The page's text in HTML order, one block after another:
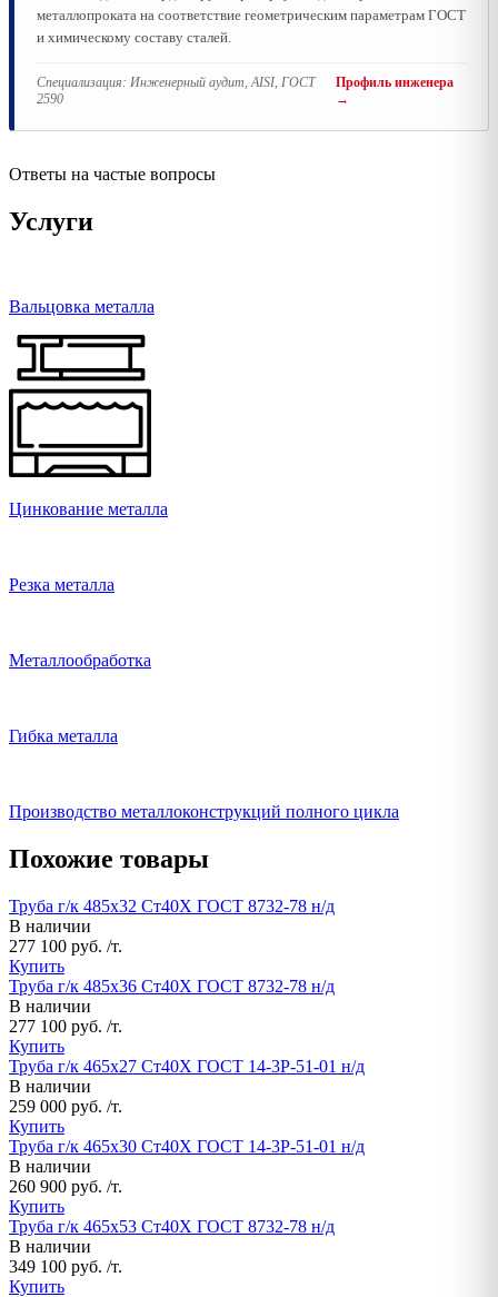
металлопроката на соответствие геометрическим параметрам ГОСТ
и химическому составу сталей.
Специализация: Инженерный аудит, AISI, ГОСТ
2590
Профиль инженера
→
Ответы на частые вопросы
Услуги
Вальцовка металла
Цинкование металла
Резка металла
Металлообработка
Гибка металла
Производство металлоконструкций полного цикла
Похожие товары
Труба г/к 485х32 Ст40Х ГОСТ 8732-78 н/д
В наличии
277 100 руб. /т.
Купить
Труба г/к 485х36 Ст40Х ГОСТ 8732-78 н/д
В наличии
277 100 руб. /т.
Купить
Труба г/к 465х27 Ст40Х ГОСТ 14-3Р-51-01 н/д
В наличии
259 000 руб. /т.
Купить
Труба г/к 465х30 Ст40Х ГОСТ 14-3Р-51-01 н/д
В наличии
260 900 руб. /т.
Купить
Труба г/к 465х53 Ст40Х ГОСТ 8732-78 н/д
В наличии
349 100 руб. /т.
Купить